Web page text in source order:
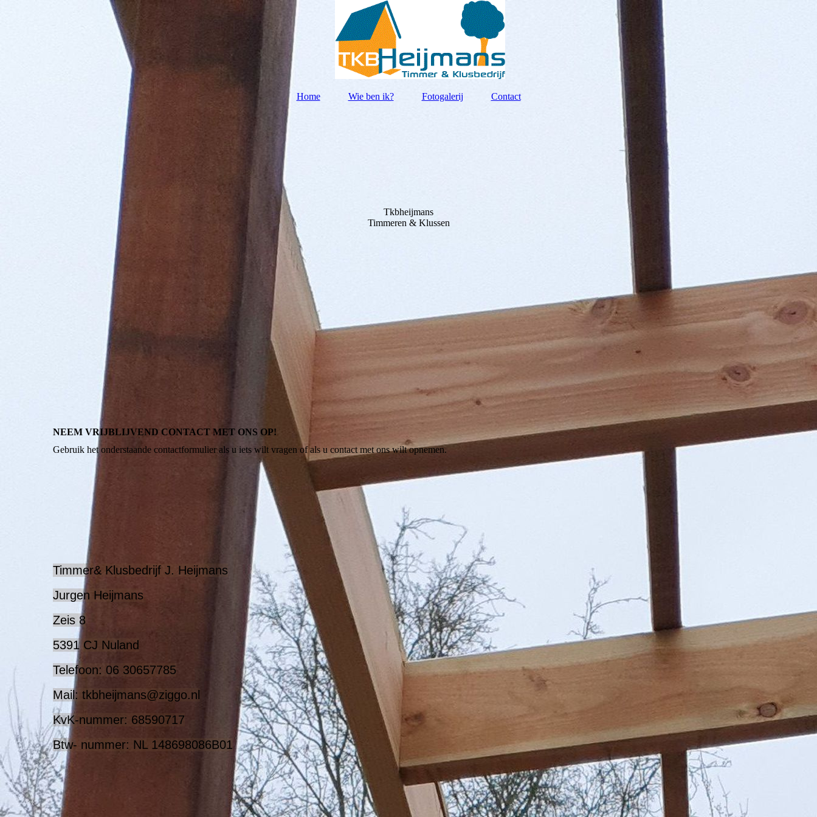
Home Wie ben ik? Fotogalerij Contact
Tkbheijmans
Timmeren & Klussen
NEEM VRIJBLIJVEND CONTACT MET ONS OP!
Gebruik het onderstaande contactformulier als u iets wilt vragen of als u contact met ons wilt opnemen.
Timmer& Klusbedrijf J. Heijmans
Jurgen Heijmans
Zeis 8
5391 CJ Nuland
Telefoon: 06 30657785
Mail: tkbheijmans@ziggo.nl
KvK-nummer: 68590717
Btw- nummer: NL 148698086B01